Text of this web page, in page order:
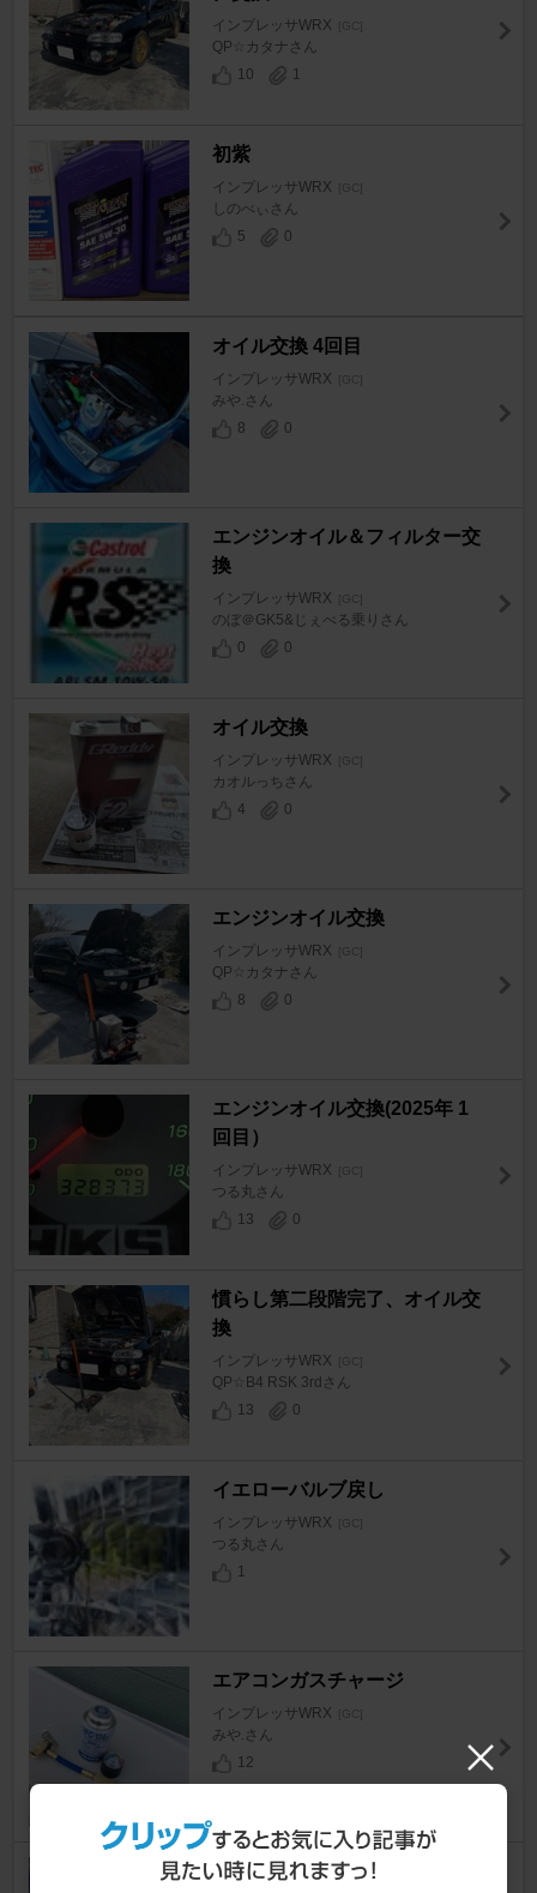
インプレッサWRX [GC]
QP☆カタナさん
10
1
初紫
インプレッサWRX [GC]
しのべぃさん
5
0
オイル交換 4回目
インプレッサWRX [GC]
みや.さん
8
0
エンジンオイル＆フィルター交
換
インプレッサWRX [GC]
のぼ＠GK5&じぇべる乗りさん
0
0
オイル交換
インプレッサWRX [GC]
カオルっちさん
4
0
エンジンオイル交換
インプレッサWRX [GC]
QP☆カタナさん
8
0
エンジンオイル交換(2025年 1
回目）
インプレッサWRX [GC]
つる丸さん
13
0
慣らし第二段階完了、オイル交
換
インプレッサWRX [GC]
QP☆B4 RSK 3rdさん
13
0
イエローバルブ戻し
インプレッサWRX [GC]
つる丸さん
1
エアコンガスチャージ
インプレッサWRX [GC]
みや.さん
12
エアクリ－ナ－交換